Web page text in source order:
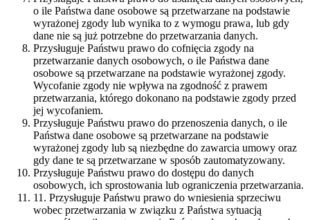
o ile Państwa dane osobowe są przetwarzane na podstawie
wyrażonej zgody lub wynika to z wymogu prawa, lub gdy
dane nie są już potrzebne do przetwarzania danych.
Przysługuje Państwu prawo do cofnięcia zgody na
przetwarzanie danych osobowych, o ile Państwa dane
osobowe są przetwarzane na podstawie wyrażonej zgody.
Wycofanie zgody nie wpływa na zgodność z prawem
przetwarzania, którego dokonano na podstawie zgody przed
jej wycofaniem.
Przysługuje Państwu prawo do przenoszenia danych, o ile
Państwa dane osobowe są przetwarzane na podstawie
wyrażonej zgody lub są niezbędne do zawarcia umowy oraz
gdy dane te są przetwarzane w sposób zautomatyzowany.
Przysługuje Państwu prawo do dostępu do danych
osobowych, ich sprostowania lub ograniczenia przetwarzania.
11. Przysługuje Państwu prawo do wniesienia sprzeciwu
wobec przetwarzania w związku z Państwa sytuacją